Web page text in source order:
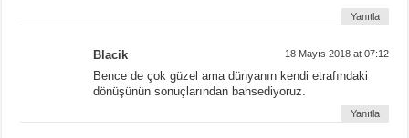
Yanıtla
Blacik 18 Mayıs 2018 at 07:12
Bence de çok güzel ama dünyanın kendi etrafındaki
dönüşünün sonuçlarından bahsediyoruz.
Yanıtla